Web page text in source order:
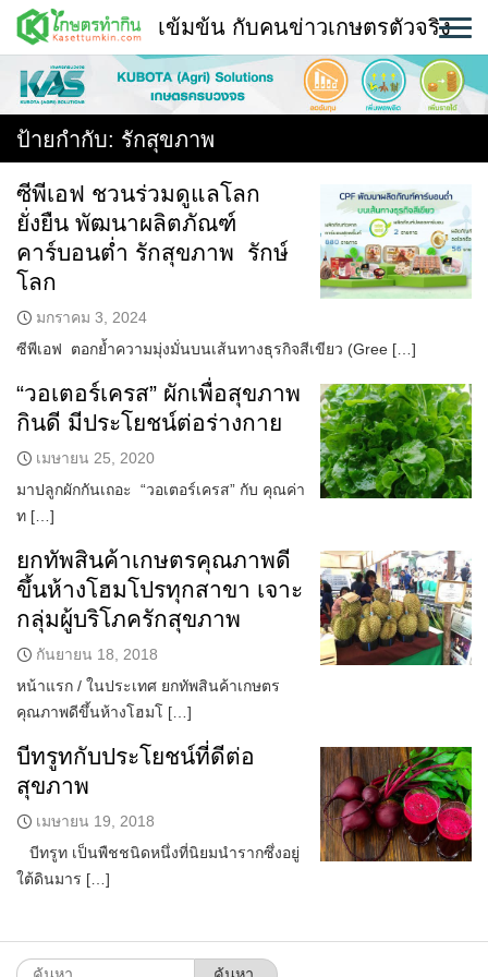
Skip
content
พืช
หน้าแรก
แวดวงเกษตร
ใคร ทำอะไร ที่ไหน
สถานีข่าววันนี้
เข้มข้น กับคนข่าวเกษตรตัวจริง
ป้ายกำกับ: รักสุขภาพ
ซีพีเอฟ ชวนร่วมดูแลโลก
ยั่งยืน พัฒนาผลิตภัณฑ์
คาร์บอนต่ำ รักสุขภาพ รักษ์
โลก
มกราคม 3, 2024
ซีพีเอฟ ตอกย้ำความมุ่งมั่นบนเส้นทางธุรกิจสีเขียว (Gree […]
“วอเตอร์เครส” ผักเพื่อสุขภาพ
กินดี มีประโยชน์ต่อร่างกาย
เมษายน 25, 2020
มาปลูกผักกันเถอะ “วอเตอร์เครส” กับ คุณค่า
ท […]
ยกทัพสินค้าเกษตรคุณภาพดี
ขึ้นห้างโฮมโปรทุกสาขา เจาะ
กลุ่มผู้บริโภครักสุขภาพ
กันยายน 18, 2018
หน้าแรก / ในประเทศ ยกทัพสินค้าเกษตร
คุณภาพดีขึ้นห้างโฮมโ […]
บีทรูทกับประโยชน์ที่ดีต่อ
สุขภาพ
เมษายน 19, 2018
บีทรูท เป็นพืชชนิดหนึ่งที่นิยมนำรากซึ่งอยู่
ใต้ดินมาร […]
ค้นหา